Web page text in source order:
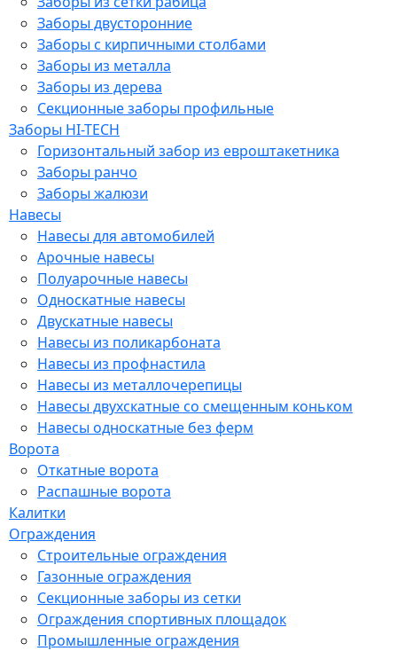
Заборы двусторонние
Заборы с кирпичными столбами
Заборы из металла
Заборы из дерева
Секционные заборы профильные
Заборы HI-TECH
Горизонтальный забор из евроштакетника
Заборы ранчо
Заборы жалюзи
Навесы
Навесы для автомобилей
Арочные навесы
Полуарочные навесы
Односкатные навесы
Двускатные навесы
Навесы из поликарбоната
Навесы из профнастила
Навесы из металлочерепицы
Навесы двухскатные со смещенным коньком
Навесы односкатные без ферм
Ворота
Откатные ворота
Распашные ворота
Калитки
Ограждения
Строительные ограждения
Газонные ограждения
Секционные заборы из сетки
Ограждения спортивных площадок
Промышленные ограждения